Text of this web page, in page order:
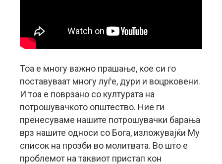
Тоа е многу важно прашање, кое си го
поставуваат многу луѓе, дури и воцрковени.
И тоа е поврзано со културата на
потрошувачкото општество. Ние ги
пренесуваме нашите потрошувачки барања
врз нашите односи со Бога, изложувајќи Му
список на прозби во молитвата. Во што е
проблемот на таквиот пристап кон